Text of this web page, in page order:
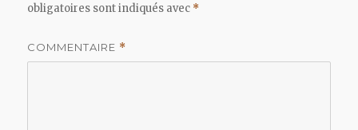
obligatoires sont indiqués avec *
COMMENTAIRE *